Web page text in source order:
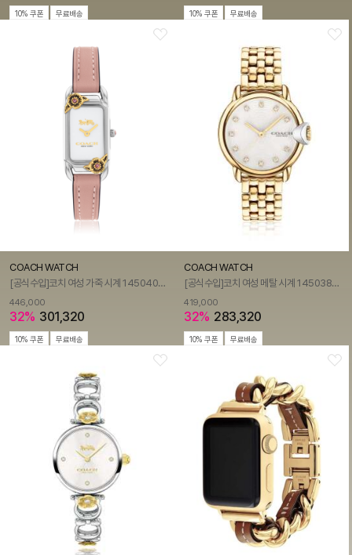
10% 쿠폰 무료배송 10% 쿠폰 무료배송
COACH WATCH
[공식수입]코치 여성 가죽 시계 14504037
446,000
32% 301,320
10% 쿠폰 무료배송
COACH WATCH
[공식수입]코치 여성 메탈 시계 14503819
419,000
32% 283,320
10% 쿠폰 무료배송